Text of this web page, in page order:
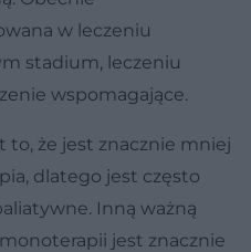
w leczeniu
stadium, leczeniu
wspomagające.
to, że jest znacznie mniej
dlatego jest często
Inną ważną
jest znacznie